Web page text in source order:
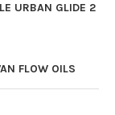
URBAN GLIDE 2
FLOW OILS